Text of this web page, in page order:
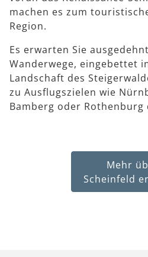
machen es zum
Region.
Es erwarten Sie
Wanderwege, eingebettet
Landschaft des
zu Ausflugszielen wie
Bamberg oder Rothenburg
Mehr
Scheinfeld